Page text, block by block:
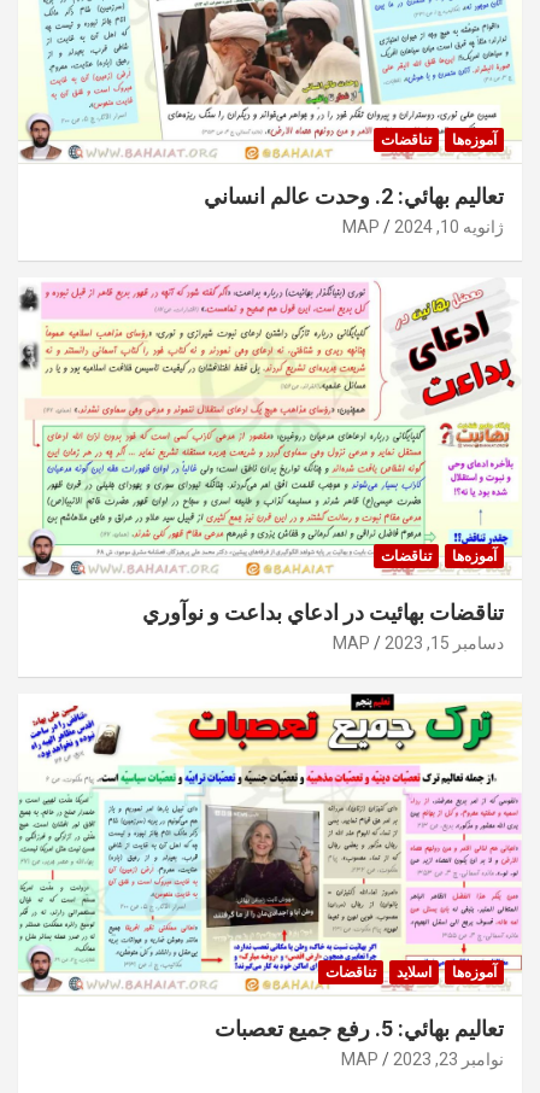
آموزه‌ها تناقضات
تعاليم بهائي: 2. وحدت عالم انساني
ژانویه 10, 2024 MAP
آموزه‌ها تناقضات
تناقضات بهائيت در ادعاي بداعت و نوآوري
دسامبر 15, 2023 MAP
آموزه‌ها اسلايد تناقضات
تعاليم بهائي: 5. رفع جميع تعصبات
نوامبر 23, 2023 MAP